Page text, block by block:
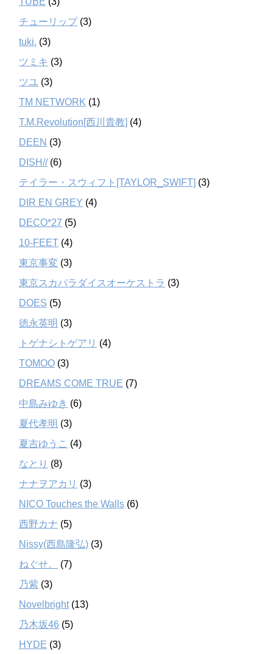
チューリップ(3)
tuki. (3)
ツミキ (3)
ツユ (3)
TM NETWORK (1)
T.M.Revolution[西川貴教] (4)
DEEN (3)
DISH//(6)
テイラー・スウィフト[TAYLOR_SWIFT] (3)
DIR EN GREY (4)
DECO*27 (5)
10-FEET (4)
東京事変 (3)
東京スカパラダイスオーケストラ (3)
DOES (5)
徳永英明 (3)
トゲナシトゲアリ (4)
TOMOO (3)
DREAMS COME TRUE (7)
中島みゆき (6)
夏代孝明 (3)
夏吉ゆうこ (4)
なとり (8)
ナナヲアカリ (3)
NICO Touches the Walls (6)
西野カナ (5)
Nissy(西島隆弘) (3)
ねぐせ。
(7)
乃紫 (3)
Novelbright(13)
乃木坂46 (5)
HYDE (3)